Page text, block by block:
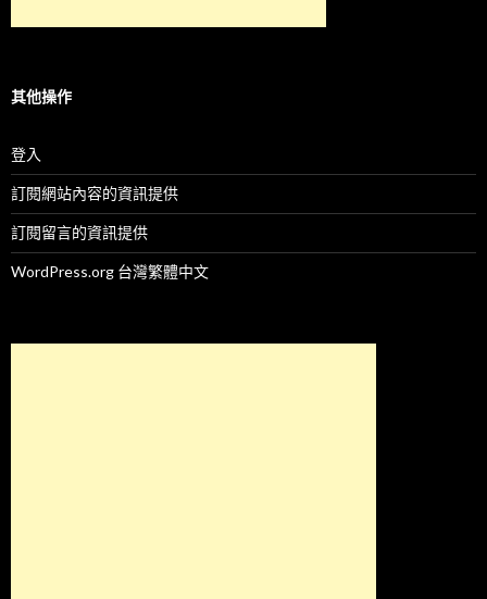
其他操作
登入
訂閱網站內容的資訊提供
訂閱留言的資訊提供
WordPress.org 台灣繁體中文